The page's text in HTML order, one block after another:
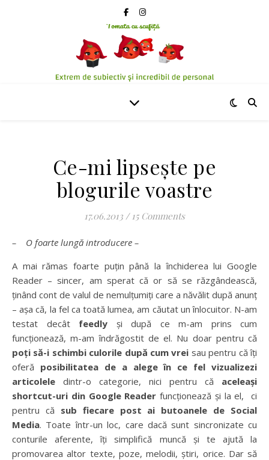
Ce-mi lipsește pe
blogurile voastre
17.06.2013 / 15 Comments
– O foarte lungă introducere –
A mai rămas foarte puțin până la închiderea lui Google
Reader – sincer, am sperat că or să se răzgândească,
ținând cont de valul de nemulțumiți care a năvălit după anunț
– așa că, la fel ca toată lumea, am căutat un înlocuitor. N-am
testat decât feedly și după ce m-am prins cum
funcționează, m-am îndrăgostit de el. Nu doar pentru că
poți să-i schimbi culorile după cum vrei sau pentru că îți
oferă posibilitatea de a alege în ce fel vizualizezi
articolele dintr-o categorie, nici pentru că aceleași
shortcut-uri din Google Reader funcționează și la el, ci
pentru că sub fiecare post ai butoanele de Social
Media. Toate într-un loc, care dacă sunt sincronizate cu
conturile aferente, îți simplifică muncă și te ajută la
promovarea altor texte, poze, melodii, știri, orice. Dar să